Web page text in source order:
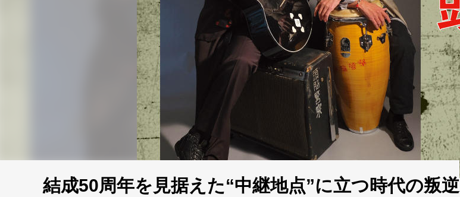
結成50周年を見据えた“中継地点”に立つ時代の叛逆